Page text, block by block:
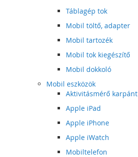
Táblagép tok
Mobil töltő, adapter
Mobil tartozék
Mobil tok kiegészítő
Mobil dokkoló
Mobil eszközök
Aktivitásmérő karpánt
Apple iPad
Apple iPhone
Apple iWatch
Mobiltelefon